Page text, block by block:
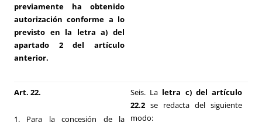
previamente ha obtenido
autorización conforme a lo
previsto en la letra a) del
apartado 2 del artículo
anterior.
Art. 22.
1. Para la concesión de la
Seis. La letra c) del artículo
22.2 se redacta del siguiente
modo: